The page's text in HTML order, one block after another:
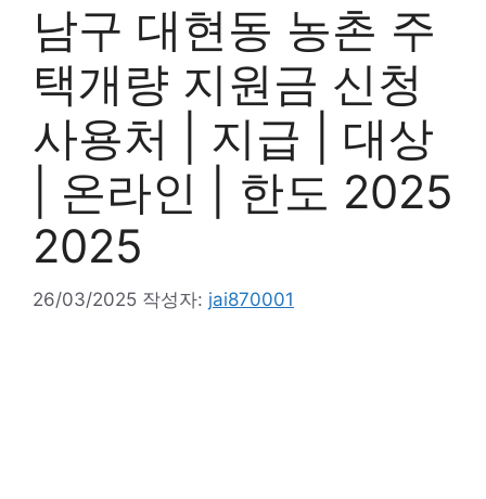
남구 대현동 농촌 주
택개량 지원금 신청
사용처 | 지급 | 대상
| 온라인 | 한도 2025
2025
26/03/2025 작성자: jai870001